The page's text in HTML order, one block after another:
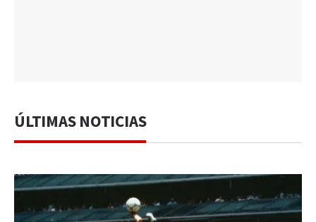
ÚLTIMAS NOTICIAS